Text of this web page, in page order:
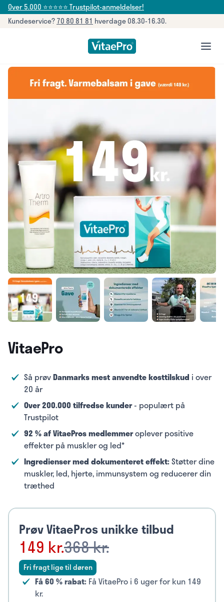
Over 5.000 ⭐⭐⭐⭐⭐ Trustpilot-anmeldelser!
Kundeservice?70 80 81 81 hverdage 08.30-16.30.
VitaePro
Så prøvDanmarks mest anvendte kosttilskud i over
20 år
Over 200.000 tilfredse kunder- populært på
Trustpilot
92 % af VitaePros medlemmeroplever positive
effekter på muskler og led*
Ingredienser med dokumenteret effekt:Støtter dine
muskler, led, hjerte, immunsystem og reducerer din
træthed
Prøv VitaePros unikke tilbud
149 kr.368 kr.
Fri fragt lige til døren
Få 60 % rabat: Få VitaePro i 6 uger for kun 149
kr.